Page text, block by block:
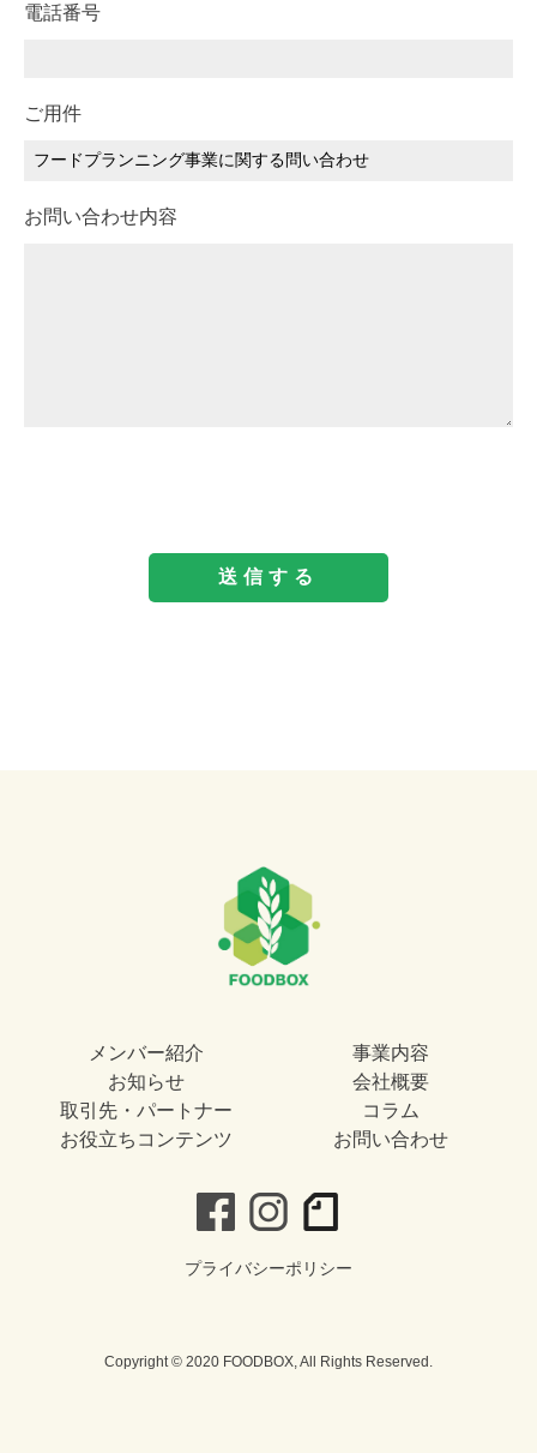
電話番号
ご用件
お問い合わせ内容
メンバー紹介
事業内容
お知らせ
会社概要
取引先・パートナー
コラム
お役立ちコンテンツ
お問い合わせ
プライバシーポリシー
Copyright © 2020 FOODBOX, All Rights Reserved.